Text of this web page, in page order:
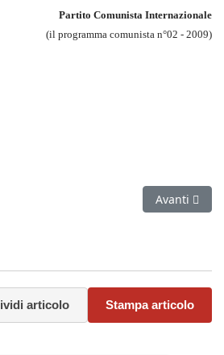
Partito Comunista Internazionale
(il programma comunista n°02 - 2009)
stalinismo: non patologia delArticolo
Avanti
articolo Stampa articolo